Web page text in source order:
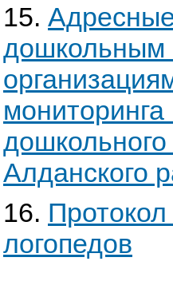
15.
дошкольным
мониторинга
Алданского
16.
логопедов